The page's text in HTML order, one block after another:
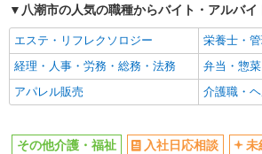
エルダー（50代～）活躍中
シニア（
高収入・高額
ボーナス
昇給あり
完全週休2
フルタイム歓迎
禁煙・分煙
バイク通勤OK
自転車通
八潮市の人気の職種からバイト・アルバ
エステ・リフレクソロジー
栄養士・
経理・人事・労務・総務・法務
弁当・惣菜
アパレル販売
介護職・
その他介護・福祉 入社日応相談
未